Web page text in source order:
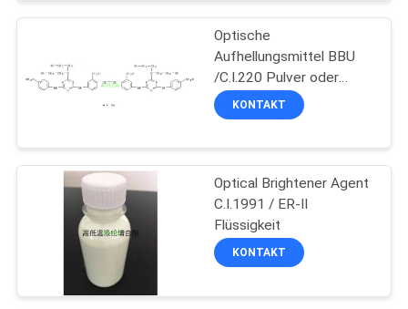
ANGEBOT
SITEMAP
POLICY
Optische
Aufhellungsmittel BBU
/C.I.220 Pulver oder
Flüssigkeit
KONTAKT
Optical Brightener Agent
C.I.1991 / ER-II
Flüssigkeit
KONTAKT